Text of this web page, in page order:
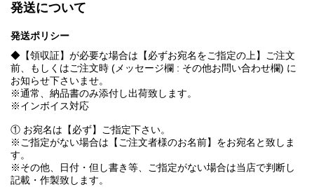
発送について
発送ポリシー
◆【領収証】が必要な場合は【必ずお宛名をご指定の上】ご注文
前、もしくはご注文時 (メッセージ欄 : その他お問い合わせ欄) に
お知らせ下さいませ。
※通常、納品書のみ添付し出荷致します。
※インボイス対応
① お宛名は【必ず】ご指定下さい。
※ご指定がない場合は【ご注文者様のお名前】をお宛名と致しま
す。
※その他、日付・但し書き等、ご指定がない場合は当店で判断し
記載・作製致します。